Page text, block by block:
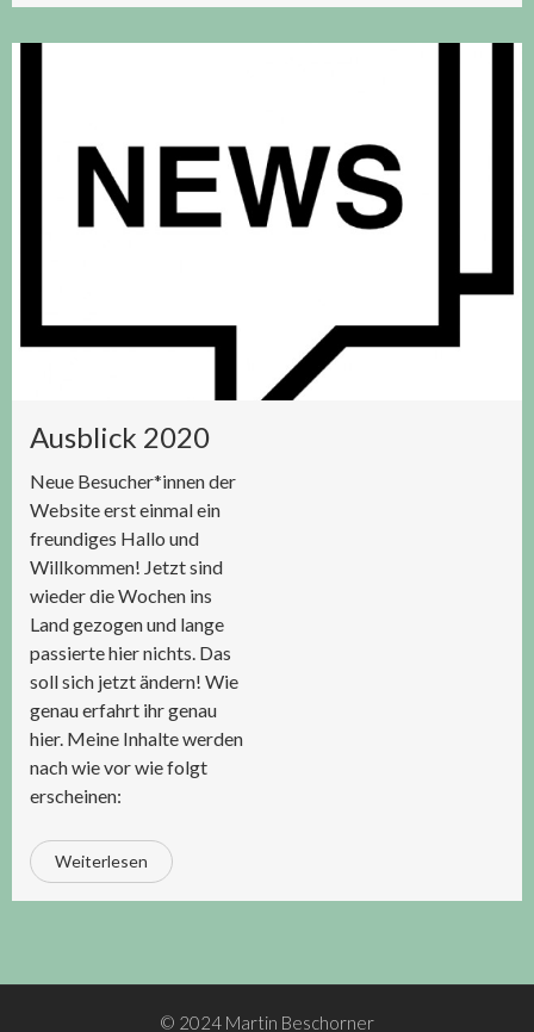
Ausblick 2020
Neue Besucher*innen der
Website erst einmal ein
freundiges Hallo und
Willkommen! Jetzt sind
wieder die Wochen ins
Land gezogen und lange
passierte hier nichts. Das
soll sich jetzt ändern! Wie
genau erfahrt ihr genau
hier. Meine Inhalte werden
nach wie vor wie folgt
erscheinen:
Weiterlesen
© 2024 Martin Beschorner